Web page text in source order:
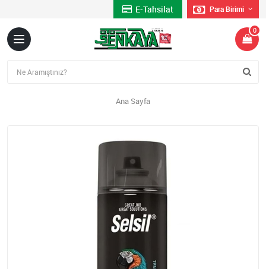
E-Tahsilat Para Birimi
0
Ana Sayfa